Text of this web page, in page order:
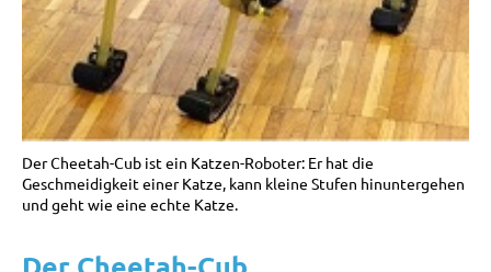
Der Cheetah-Cub ist ein Katzen-Roboter: Er hat die
Geschmeidigkeit einer Katze, kann kleine Stufen hinuntergehen
und geht wie eine echte Katze.